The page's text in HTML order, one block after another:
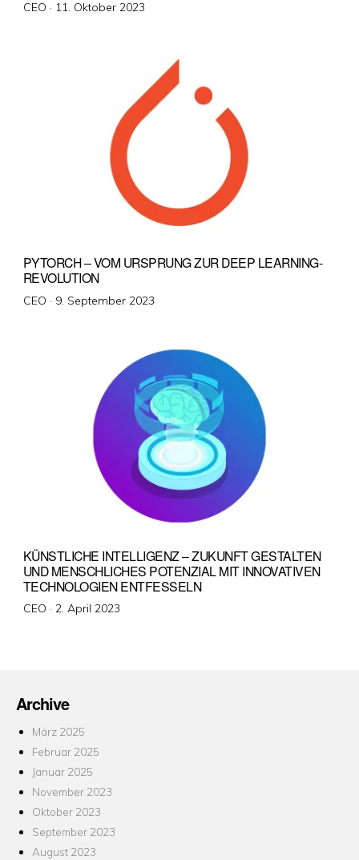
CEO · Veröffentlicht
11. Oktober 2023
PYTORCH – VOM URSPRUNG ZUR DEEP LEARNING-
REVOLUTION
CEO · Veröffentlicht
9. September 2023
KÜNSTLICHE INTELLIGENZ – ZUKUNFT GESTALTEN
UND MENSCHLICHES POTENZIAL MIT INNOVATIVEN
TECHNOLOGIEN ENTFESSELN
CEO · Veröffentlicht
2. April 2023
Archive
März 2025
Februar 2025
Januar 2025
November 2023
Oktober 2023
September 2023
August 2023